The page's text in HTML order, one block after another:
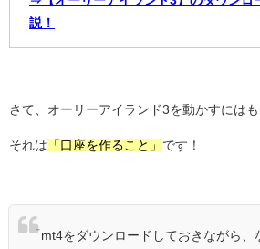
説！
さて、オーリーアイランド3を動かすには
それは 「口座を作ること」 です！
「mt4をダウンロードしておきながら、